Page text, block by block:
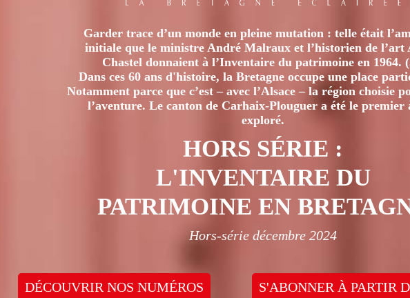
Garder trace d’un monde en pleine mutation : telle était
initiale que le ministre André Malraux et l’historien de l’art
Chastel donnaient à l’Inventaire du patrimoine en 1964.
Dans ces 60 ans d'histoire, la Bretagne occupe une place
Notamment parce que c’est – avec l’Alsace – la région choisie
l’aventure. Le canton de Carhaix-Plouguer a été le premier
exploré.
HORS SÉRIE :
L'INVENTAIRE DU
PATRIMOINE EN
Hors-série décembre 2024
DÉCOUVRIR NOS NUMÉROS S'ABONNER À PARTIR